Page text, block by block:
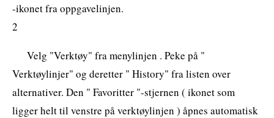
-ikonet fra oppgavelinjen.
2
Velg "Verktøy" fra menylinjen . Peke på "
Verktøylinjer" og deretter " History" fra listen over
alternativer. Den " Favoritter "-stjernen ( ikonet som
ligger helt til venstre på verktøylinjen ) åpnes automatisk